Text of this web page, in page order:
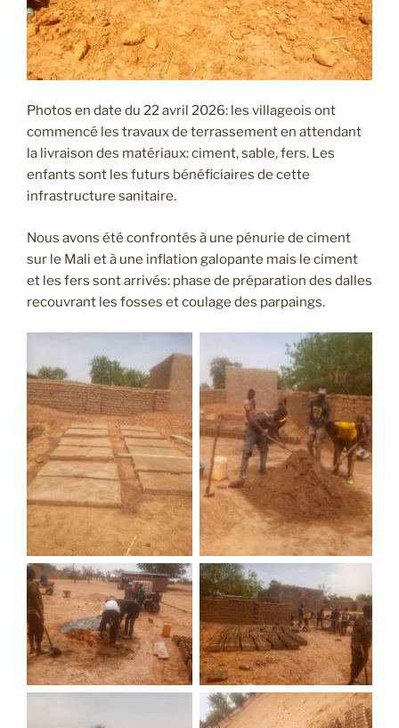
Photos en date du 22 avril 2026: les villageois ont
commencé les travaux de terrassement en attendant
la livraison des matériaux: ciment, sable, fers. Les
enfants sont les futurs bénéficiaires de cette
infrastructure sanitaire.
Nous avons été confrontés à une pénurie de ciment
sur le Mali et à une inflation galopante mais le ciment
et les fers sont arrivés: phase de préparation des dalles
recouvrant les fosses et coulage des parpaings.